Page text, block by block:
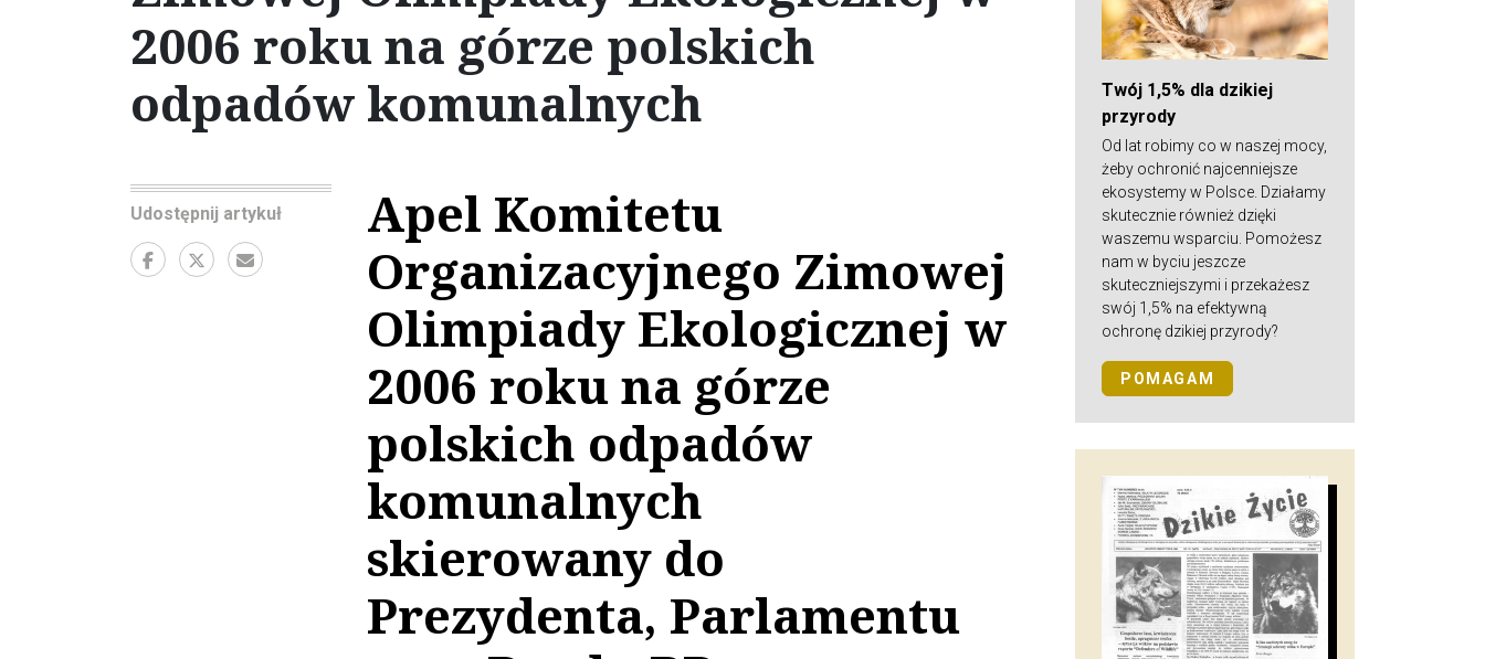
2006 roku na górze polskich
odpadów komunalnych
Udostępnij artykuł
Apel Komitetu
Organizacyjnego Zimowej
Olimpiady Ekologicznej w
2006 roku na górze
polskich odpadów
komunalnych
skierowany do
Prezydenta, Parlamentu
Twój 1,5% dla dzikiej
przyrody
Od lat robimy co w naszej mocy,
żeby ochronić najcenniejsze
ekosystemy w Polsce. Działamy
skutecznie również dzięki
waszemu wsparciu. Pomożesz
nam w byciu jeszcze
skuteczniejszymi i przekażesz
swój 1,5% na efektywną
ochronę dzikiej przyrody?
POMAGAM